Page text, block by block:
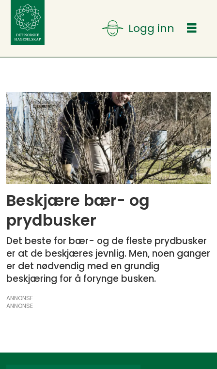
Tag:
prydbusker
Beskjære bær- og
prydbusker
Det beste for bær- og de fleste prydbusker
er at de beskjæres jevnlig. Men, noen ganger
er det nødvendig med en grundig
beskjæring for å forynge busken.
ANNONSE
ANNONSE